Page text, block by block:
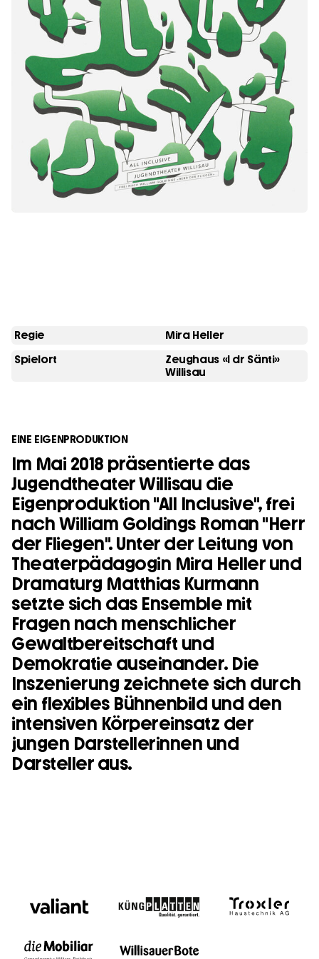
Regie
Mira Heller
Spielort
Zeughaus «I dr Sänti»
Willisau
EINE EIGENPRODUKTION
Im Mai 2018 präsentierte das
Jugendtheater Willisau die
Eigenproduktion "All Inclusive", frei
nach William Goldings Roman "Herr
der Fliegen". Unter der Leitung von
Theaterpädagogin Mira Heller und
Dramaturg Matthias Kurmann
setzte sich das Ensemble mit
Fragen nach menschlicher
Gewaltbereitschaft und
Demokratie auseinander. Die
Inszenierung zeichnete sich durch
ein flexibles Bühnenbild und den
intensiven Körpereinsatz der
jungen Darstellerinnen und
Darsteller aus.